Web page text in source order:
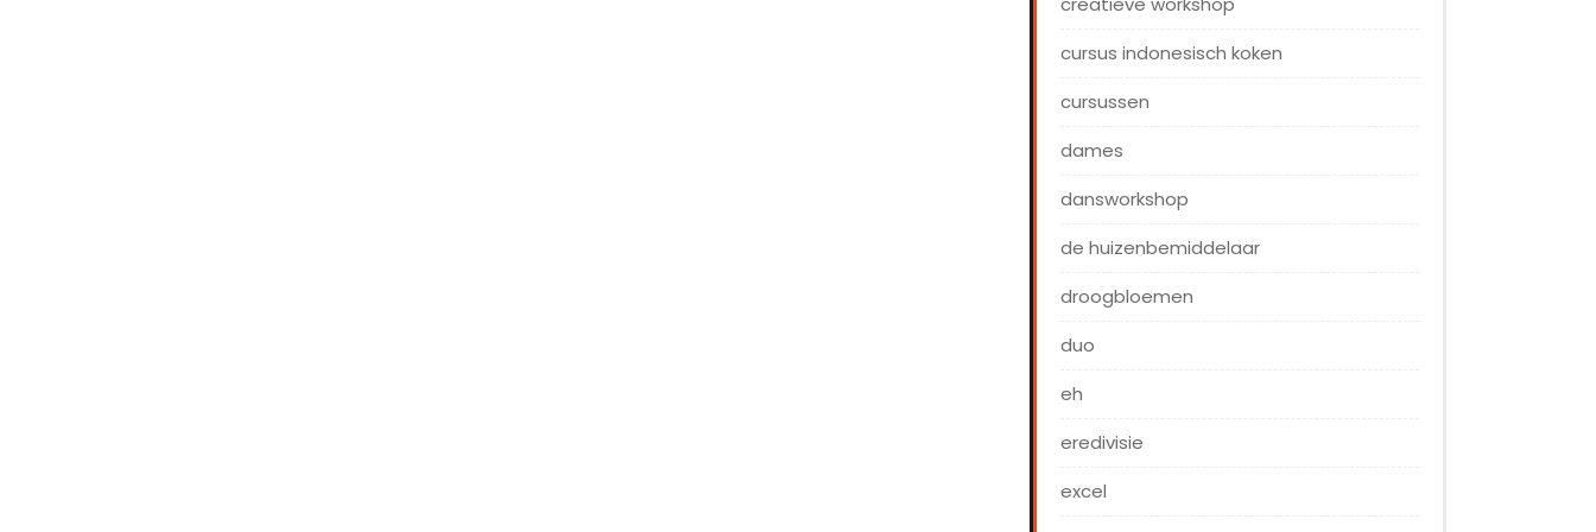
cursus indonesisch koken
cursussen
dames
dansworkshop
de huizenbemiddelaar
droogbloemen
duo
eh
eredivisie
excel